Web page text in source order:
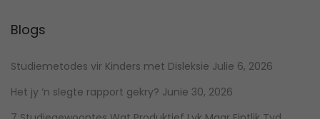
Blogs
Studiemetodes vir Kinders met Disleksie Julie 6, 2026
Het jy ‘n slegte rapport gekry? Junie 30, 2026